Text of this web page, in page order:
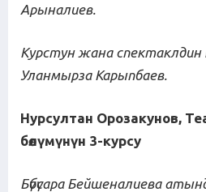
Арыналиев.
Курстун жана
Уланмырза Карыпбаев.
Нурсултан Орозакунов,
бөлүмүнүн 3-курсу
Бүбүсара Бейшеналиева